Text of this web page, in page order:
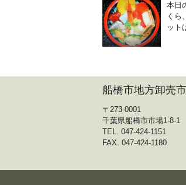
本日
くら
ット
船橋市地方卸売
〒273-0001
千葉県船橋市市場1-8-1
TEL. 047-424-1151
FAX. 047-424-1180